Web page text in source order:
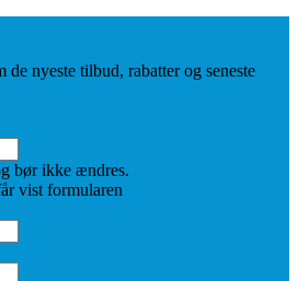
nyeste tilbud, rabatter og seneste
bør ikke ændres.
vist formularen